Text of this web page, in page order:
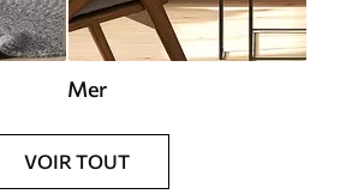
Mer
VOIR TOUT